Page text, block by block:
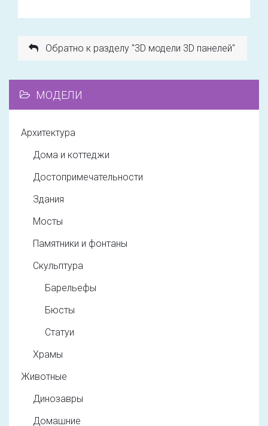
Обратно к разделу "3D модели 3D панелей"
МОДЕЛИ
Архитектура
Дома и коттеджи
Достопримечательности
Здания
Мосты
Памятники и фонтаны
Скульптура
Барельефы
Бюсты
Статуи
Храмы
Животные
Динозавры
Домашние